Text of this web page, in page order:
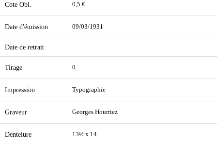
Cote Obl. 0,5 €
Date d'émission 09/03/1931
Date de retrait
Tirage 0
Impression Typographie
Graveur Georges Hourriez
Dentelure 13½ x 14